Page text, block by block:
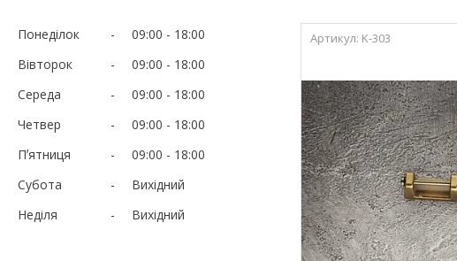
Понеділок 09:00
18:00
Вівторок
09:00
18:00
Середа
09:00
18:00
Четвер
09:00
18:00
Пʼятниця
09:00
18:00
Субота
Вихідний
Неділя
Вихідний
K-303